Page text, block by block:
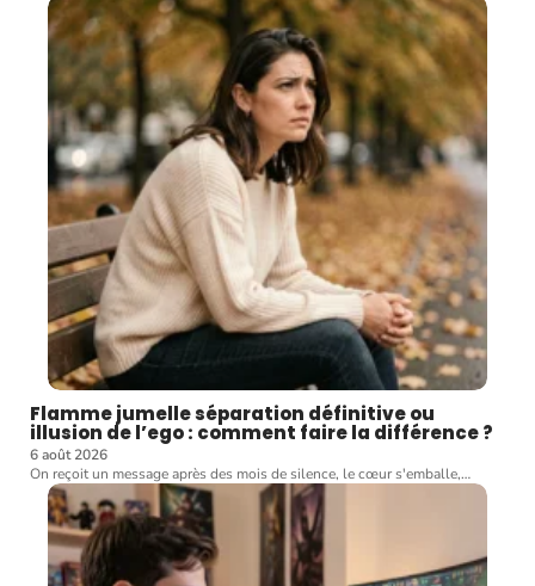
Flamme jumelle séparation définitive ou
illusion de l’ego : comment faire la différence ?
6 août 2026
On reçoit un message après des mois de silence, le cœur s'emballe,…